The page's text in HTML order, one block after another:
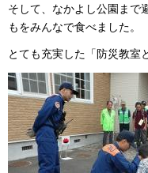
そして、なかよし公園まで
もをみんなで食べました。
とても充実した「防災教室